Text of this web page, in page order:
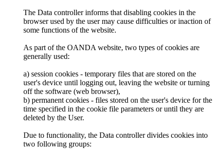
The Data controller informs that disabling cookies in the
browser used by the user may cause difficulties or inaction of
some functions of the website.
As part of the OANDA website, two types of cookies are
generally used:
a) session cookies - temporary files that are stored on the
user's device until logging out, leaving the website or turning
off the software (web browser),
b) permanent cookies - files stored on the user's device for the
time specified in the cookie file parameters or until they are
deleted by the User.
Due to functionality, the Data controller divides cookies into
two following groups: